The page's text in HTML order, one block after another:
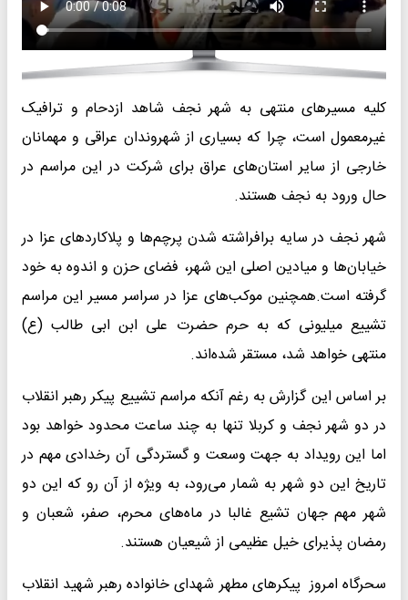
کلیه مسیرهای منتهی به شهر نجف شاهد ازدحام و ترافیک
غیرمعمول است، چرا که بسیاری از شهروندان عراقی و مهمانان
خارجی از سایر استان‌های عراق برای شرکت در این مراسم در
حال ورود به نجف هستند.
شهر نجف در سایه برافراشته شدن پرچم‌ها و پلاکاردهای عزا در
خیابان‌ها و میادین اصلی این شهر، فضای حزن و اندوه به خود
گرفته است.همچنین موکب‌های عزا در سراسر مسیر این مراسم
تشییع میلیونی که به حرم حضرت علی ابن ابی طالب (ع)
منتهی خواهد شد، مستقر شده‌اند.
بر اساس این گزارش به رغم آنکه مراسم تشییع پیکر رهبر انقلاب
در دو شهر نجف و کربلا تنها به چند ساعت محدود خواهد بود
اما این رویداد به جهت وسعت و گستردگی آن رخدادی مهم در
تاریخ این دو شهر به شمار می‌رود، به ویژه از آن رو که این دو
شهر مهم جهان تشیع غالبا در ماه‌های محرم، صفر، شعبان و
رمضان پذیرای خیل عظیمی از شیعیان هستند.
سحرگاه امروز پیکرهای مطهر شهدای خانواده رهبر شهید انقلاب